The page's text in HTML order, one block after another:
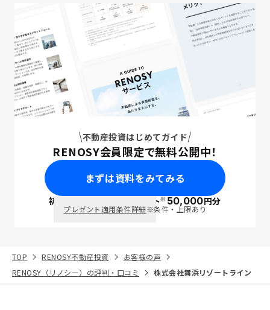
不動産投資はじめてガイド
RENOSY会員限定で無料公開中！
まずは資料をみてみる
初回面談で ポイント※50,000円分
プレゼント適用条件詳細※条件・上限あり
TOP RENOSY不動産投資
お客様の声
RENOSY（リノシー）の評判・口コミ
株式会社舞浜リゾートライン